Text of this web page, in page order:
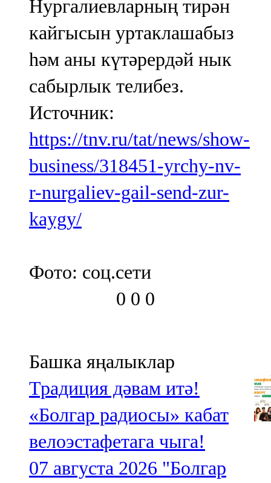
Нургалиевларның тирән
кайгысын уртаклашабыз
һәм аны күтәрердәй нык
сабырлык телибез.
Источник:
https://tnv.ru/tat/news/show-
business/318451-yrchy-nv-
r-nurgaliev-gail-send-zur-
kaygy/
Фото: соц.сети
0 0 0
Башка яңалыклар
Традиция дәвам итә!
«Болгар радиосы» кабат
велоэстафетага чыга!
07 августа 2026 "Болгар